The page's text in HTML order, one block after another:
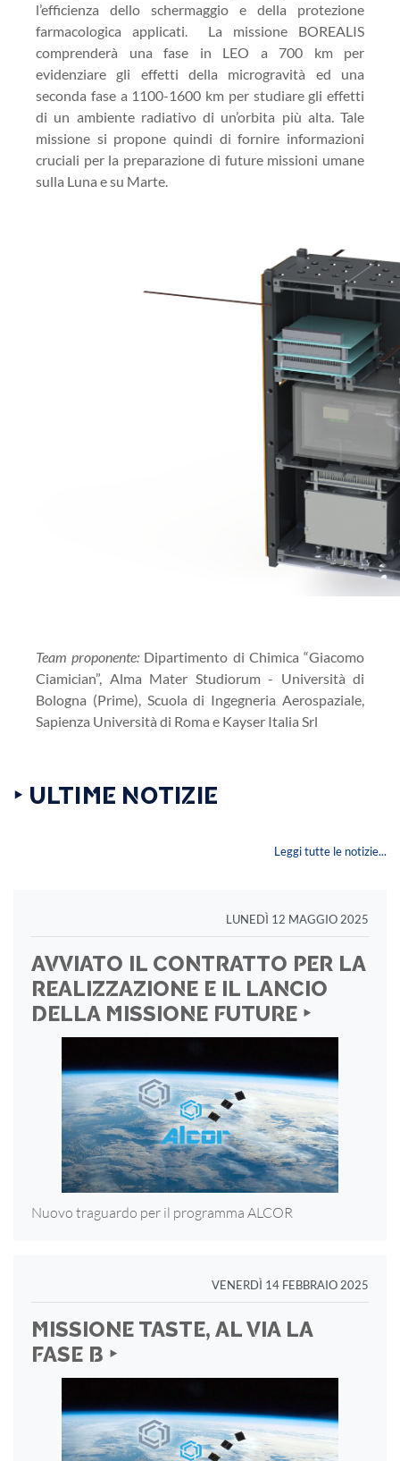
l’efficienza dello schermaggio e della protezione
farmacologica applicati. La missione BOREALIS
comprenderà una fase in LEO a 700 km per
evidenziare gli effetti della microgravità ed una
seconda fase a 1100-1600 km per studiare gli effetti
di un ambiente radiativo di un’orbita più alta. Tale
missione si propone quindi di fornire informazioni
cruciali per la preparazione di future missioni umane
sulla Luna e su Marte.
Team proponente: Dipartimento di Chimica “Giacomo
Ciamician”, Alma Mater Studiorum - Università di
Bologna (Prime), Scuola di Ingegneria Aerospaziale,
Sapienza Università di Roma e Kayser Italia Srl
‣ ULTIME NOTIZIE
Leggi tutte le notizie...
LUNEDÌ 12 MAGGIO 2025
AVVIATO IL CONTRATTO PER LA
REALIZZAZIONE E IL LANCIO
DELLA MISSIONE FUTURE ‣
Nuovo traguardo per il programma ALCOR
VENERDÌ 14 FEBBRAIO 2025
MISSIONE TASTE, AL VIA LA
FASE B ‣